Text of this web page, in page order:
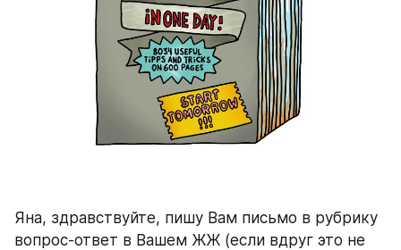
Яна, здравствуйте, пишу Вам письмо в рубрику
вопрос-ответ в Вашем ЖЖ (если вдруг это не